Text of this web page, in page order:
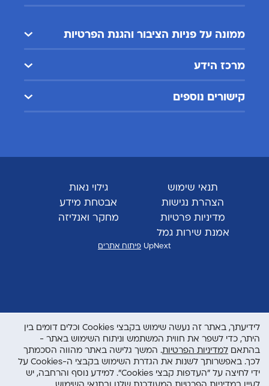
ממונה על פניות הציבור והגנת הפרטיות
מרכז הידע
קישורים נוספים
תנאי שימוש
גילוי נאות
הצהרת נגישות
אבטחת מידע
מדיניות פרטיות
מחקר ואנליזה
אמנת שירות גמל
UpNext פיתוח אתרים
לידיעתך, באתר זה נעשה שימוש בקבצי Cookies וכלים דומים בין
היתר, כדי לשפר את חווית המשתמש וניתוח השימוש באתר -
בהתאם למדיניות הפרטיות. המשך גלישה באתר מהווה הסכמתך
לכך. באפשרותך לשנות את הגדרת השימוש בקבצי ה-Cookies על
ידי לחיצה על "העדפות קבצי Cookies". למידע נוסף והרחבה, יש